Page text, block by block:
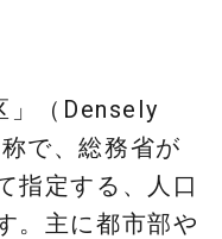
」（Densely
で、総務省が
指定する、人口
。主に都市部や